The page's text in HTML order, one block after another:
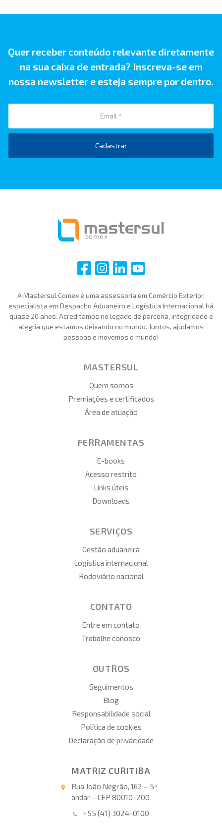
Quer receber conteúdo relevante diretamente
na sua caixa de entrada? Inscreva-se em
nossa newsletter e esteja sempre por dentro.
Cadastrar
i i i i
A Mastersul Comex é uma assessoria em Comércio Exterior,
especialista em Despacho Aduaneiro e Logística Internacional há
quase 20 anos. Acreditamos no legado de parceria, integridade e
alegria que estamos deixando no mundo. Juntos, ajudamos
pessoas e movemos o mundo!
MASTERSUL
Quem somos
Premiações e certificados
Área de atuação
FERRAMENTAS
E-books
Acesso restrito
Links úteis
Downloads
SERVIÇOS
Gestão aduaneira
Logística internacional
Rodoviário nacional
CONTATO
Entre em contato
Trabalhe conosco
OUTROS
Seguimentos
Blog
Responsabilidade social
Política de cookies
Declaração de privacidade
MATRIZ CURITIBA
Rua João Negrão, 162 – 5º
andar – CEP 80010-200
+55 (41) 3024-0100